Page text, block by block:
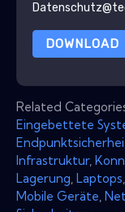
DOWNLOAD
Related
Eingebettete
Infrastruktur,
Lagerung Laptops
Mobile Geräte